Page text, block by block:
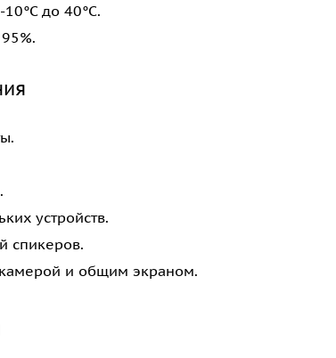
до 40°C.
устройств.
спикеров.
и общим экраном.